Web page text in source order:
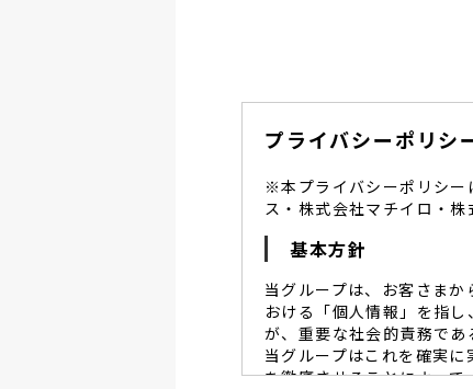
プライバシーポリシ
※本プライバシーポリシー
ス・株式会社マチイロ・
基本方針
当グループは、お客さま
おける「個人情報」を指
が、重要な社会的責務であ
当グループはこれを確実
を徹底させることによっ